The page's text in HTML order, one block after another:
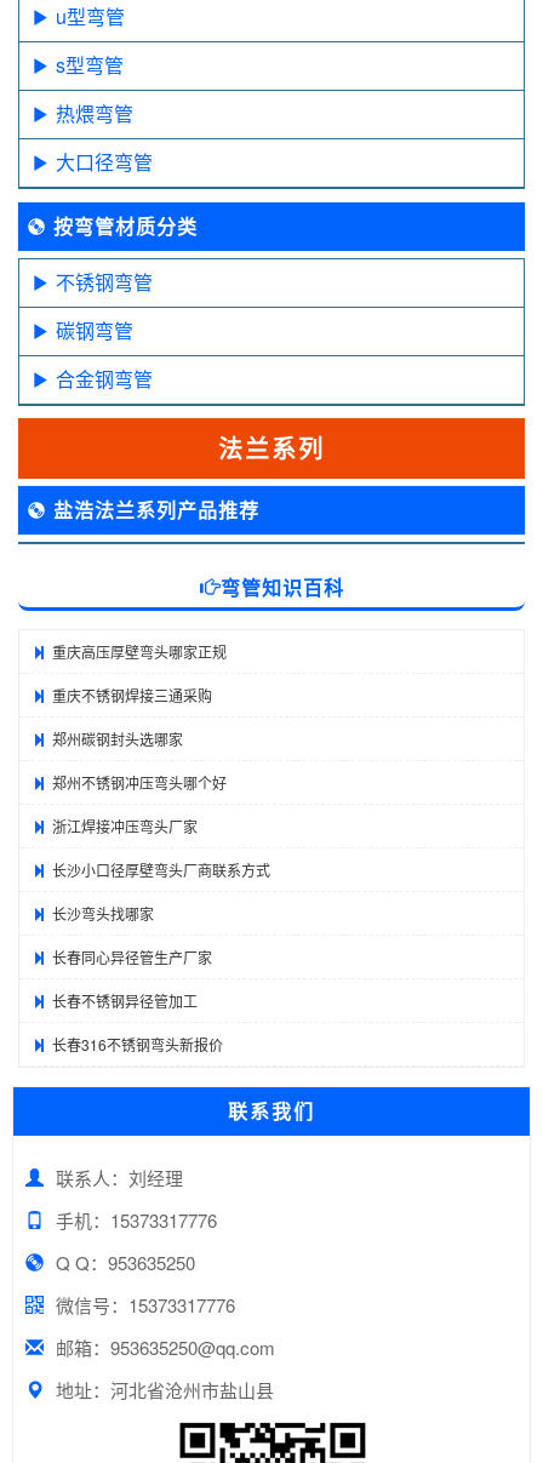
u型弯管
s型弯管
热煨弯管
大口径弯管
按弯管材质分类
不锈钢弯管
碳钢弯管
合金钢弯管
法兰系列
盐浩法兰系列产品推荐
弯管知识百科
重庆高压厚壁弯头哪家正规
重庆不锈钢焊接三通采购
郑州碳钢封头选哪家
郑州不锈钢冲压弯头哪个好
浙江焊接冲压弯头厂家
长沙小口径厚壁弯头厂商联系方式
长沙弯头找哪家
长春同心异径管生产厂家
长春不锈钢异径管加工
长春316不锈钢弯头新报价
联系我们
联系人：刘经理
手机：15373317776
Q Q：953635250
微信号：15373317776
邮箱：953635250@qq.com
地址：河北省沧州市盐山县